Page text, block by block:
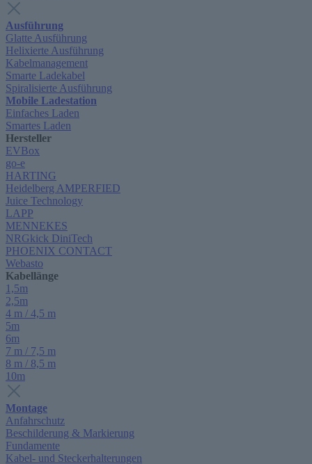
Ausführung
Glatte Ausführung
Helixierte Ausführung
Kabelmanagement
Smarte Ladekabel
Spiralisierte Ausführung
Mobile Ladestation
Einfaches Laden
Smartes Laden
Hersteller
EVBox
go-e
HARTING
Heidelberg AMPERFIED
Juice Technology
LAPP
MENNEKES
NRGkick DiniTech
PHOENIX CONTACT
Webasto
Kabellänge
1,5m
2,5m
4 m / 4,5 m
5m
6m
7 m / 7,5 m
8 m / 8,5 m
10m
Montage
Anfahrschutz
Beschilderung & Markierung
Fundamente
Kabel- und Steckerhalterungen